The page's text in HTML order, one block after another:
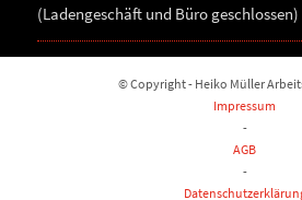
(Ladengeschäft und Büro geschlossen)
© Copyright - Heiko Müller
Impressum
-
AGB
-